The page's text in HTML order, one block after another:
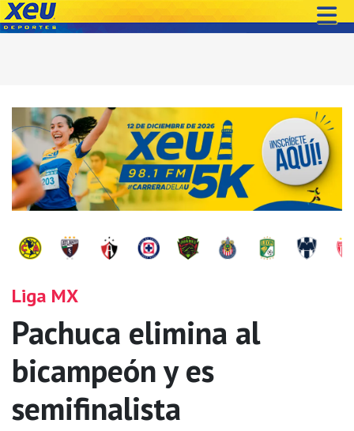
Liga MX
Pachuca elimina al
bicampeón y es
semifinalista